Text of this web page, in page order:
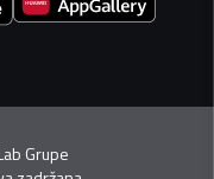
Grupe